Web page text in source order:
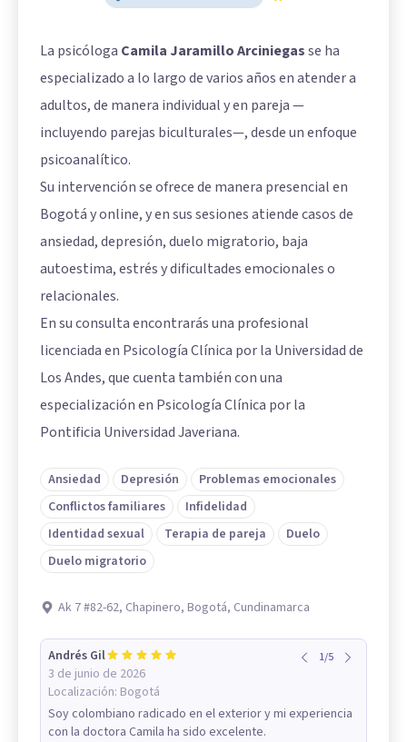
La psicóloga Camila Jaramillo Arciniegasse ha
especializado a lo largo de varios años en atender a
adultos, de manera individual y en pareja —
incluyendo parejas biculturales—, desde un enfoque
psicoanalítico.
Su intervención se ofrece de manera presencial en
Bogotá y online, y en sus sesiones atiende casos de
ansiedad, depresión, duelo migratorio, baja
autoestima, estrés y dificultades emocionales o
relacionales.
En su consulta encontrarás una profesional
licenciada en Psicología Clínica por la Universidad de
Los Andes, que cuenta también con una
especialización en Psicología Clínica por la
Pontificia Universidad Javeriana.
Ansiedad Depresión
Problemas emocionales
Conflictos familiares
Infidelidad
Identidad sexual
Terapia de pareja
Duelo
Duelo migratorio
Ak 7 #82-62, Chapinero, Bogotá, Cundinamarca
Andrés Gil
3 de junio de 2026
Localización: Bogotá
1/5
Soy colombiano radicado en el exterior y mi experiencia
con la doctora Camila ha sido excelente.